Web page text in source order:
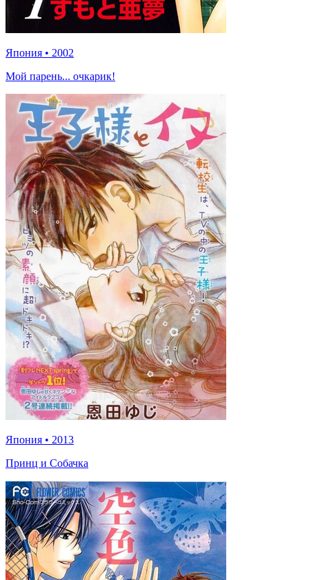
Япония • 2002
Мой парень... очкарик!
Япония • 2013
Принц и Собачка